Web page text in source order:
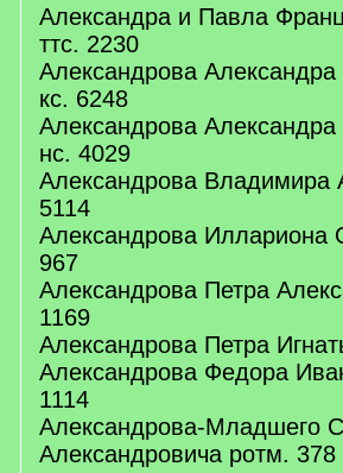
Александра и Павла
ттс. 2230
Александрова
кс. 6248
Александрова
нс. 4029
Александрова Владимира
5114
Александрова Иллариона
967
Александрова Петра
1169
Александрова Петра
Александрова Федора
1114
Александрова-Младшего
Александровича ротм. 378